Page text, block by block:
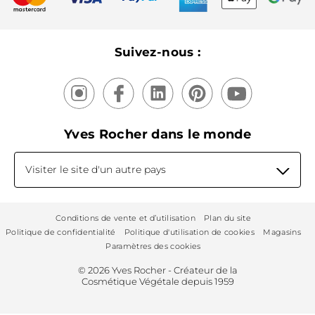
Recyclage
Suivez-nous :
Yves Rocher dans le monde
Visiter le site d'un autre pays
Conditions de vente et d’utilisation
Plan du site
Politique de confidentialité
Politique d'utilisation de cookies
Magasins
Paramètres des cookies
© 2026 Yves Rocher - Créateur de la
Cosmétique Végétale depuis 1959